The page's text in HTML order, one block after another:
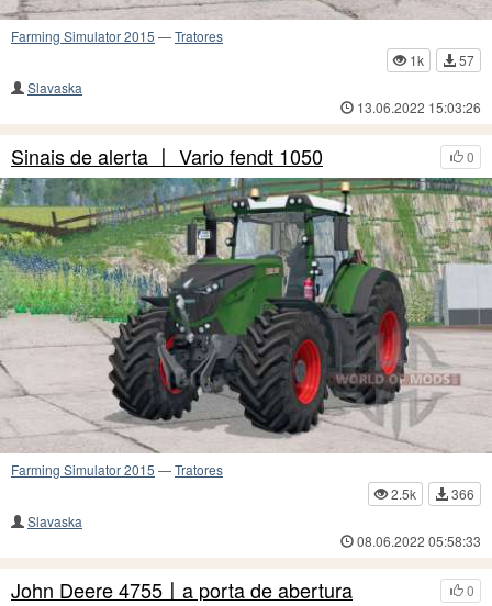
Farming Simulator 2015 —Tratores
1k
57
Slavaska
13.06.2022 15:03:26
0
Sinais de alerta 〡 Vario fendt 1050
Farming Simulator 2015 —Tratores
2.5k
366
Slavaska
08.06.2022 05:58:33
0
John Deere 4755〡a porta de abertura